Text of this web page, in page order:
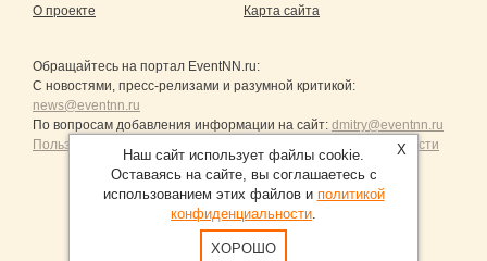
О проекте Карта сайта
Обращайтесь на портал EventNN.ru:
С новостями, пресс-релизами и разумной критикой:
news@eventnn.ru
По вопросам добавления информации на сайт: dmitry@eventnn.ru
Пользовательское Соглашение и политика конфиденциальности
Продвижение сайтов Санкт-Петербург
X
Наш сайт использует файлы cookie.
Оставаясь на сайте, вы соглашаетесь с
использованием этих файлов и политикой
конфиденциальности.
ХОРОШО